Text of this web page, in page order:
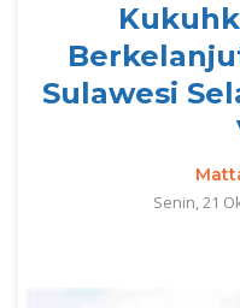
Sulawesi
Senin, 21